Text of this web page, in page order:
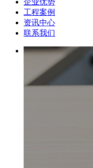
企业优势
工程案例
资讯中心
联系我们